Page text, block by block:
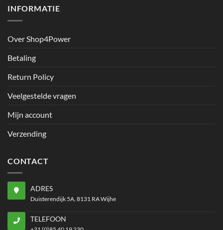
INFORMATIE
Over Shop4Power
Betaling
Return Policy
Veelgestelde vragen
Mijn account
Verzending
CONTACT
ADRES
Duisterendijk 5A, 8131 RA Wijhe
TELEFOON